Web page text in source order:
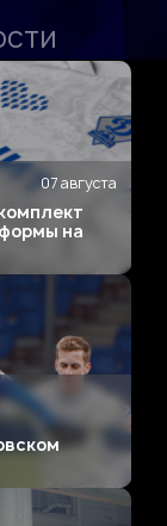
07 августа
на